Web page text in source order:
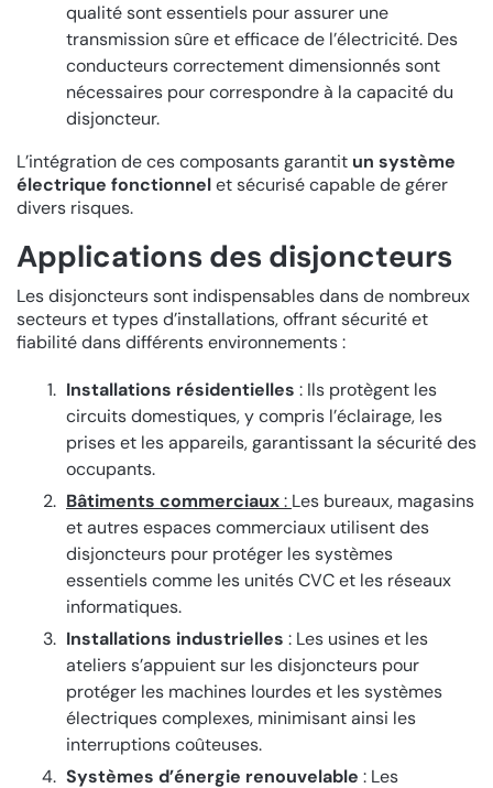
qualité sont essentiels pour assurer une
transmission sûre et efficace de l’électricité. Des
conducteurs correctement dimensionnés sont
nécessaires pour correspondre à la capacité du
disjoncteur.
L’intégration de ces composants garantit un système
électrique fonctionnelet sécurisé capable de gérer
divers risques.
Applications des disjoncteurs
Les disjoncteurs sont indispensables dans de nombreux
secteurs et types d’installations, offrant sécurité et
fiabilité dans différents environnements :
Installations résidentielles : Ils protègent les
circuits domestiques, y compris l’éclairage, les
prises et les appareils, garantissant la sécurité des
occupants.
Bâtiments commerciaux: Les bureaux, magasins
et autres espaces commerciaux utilisent des
disjoncteurs pour protéger les systèmes
essentiels comme les unités CVC et les réseaux
informatiques.
Installations industrielles : Les usines et les
ateliers s’appuient sur les disjoncteurs pour
protéger les machines lourdes et les systèmes
électriques complexes, minimisant ainsi les
interruptions coûteuses.
Systèmes d’énergie renouvelable : Les